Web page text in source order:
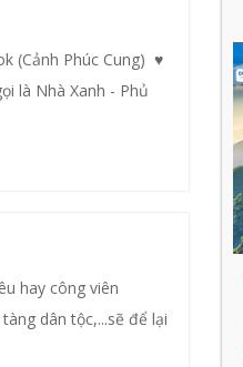
(Cảnh Phúc Cung) ♥
là Nhà Xanh - Phủ
hay công viên
dân tộc,...sẽ để lại